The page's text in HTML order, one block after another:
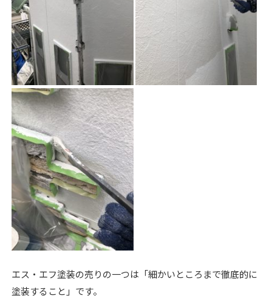
エス・エフ塗装の売りの一つは「細かいところまで徹底的に
塗装すること」です。